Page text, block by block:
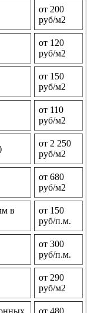
от 200
руб/м2
от 120
руб/м2
от 150
руб/м2
от 110
руб/м2
от 2 250
руб/м2
от 680
руб/м2
в
от 150
руб/п.м.
от 300
руб/п.м.
от 290
руб/м2